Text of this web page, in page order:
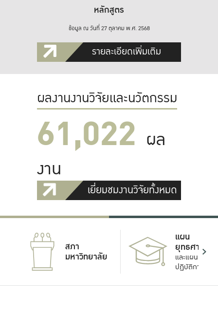
หลักสูตร
ข้อมูล ณ วันที่ 27 ตุลาคม พ.ศ. 2568
รายละเอียดเพิ่มเติม
ผลงานงานวิจัยและนวัตกรรม
61,022 ผล
งาน
เยี่ยมชมงานวิจัยทั้งหมด
สภา
มหาวิทยาลัย
แผน
ยุทธศาสตร์
และแผน
ปฏิบัติการ